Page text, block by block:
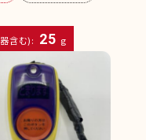
含む): 25 g